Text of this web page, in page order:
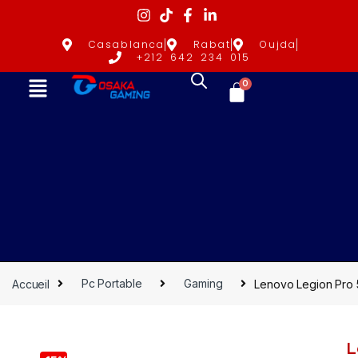
Casablanca Rabat
Oujda
+212 642 234 015
0
Accueil Pc Portable Gaming Lenovo Legion Pro